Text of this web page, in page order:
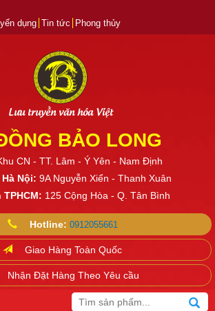
dụng Tin tức Phong thủy
Lưu truyền văn hóa Việt
BẢO LONG
CN - TT. Lâm - Ý Yên - Nam Định
Nội: 9A Nguyễn Xiển - Thanh Xuân
125 Cộng Hòa - Q. Tân Bình
Hotline: 0912055661
Giao Hàng Toàn Quốc
Nhận Đặt Hàng Theo Yêu cầu